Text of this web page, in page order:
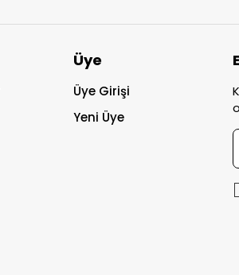
Üye
Üye Girişi
Yeni Üye